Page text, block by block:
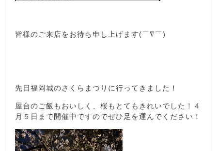
皆様のご来店をお待ち申し上げます(⌒∇⌒)
先日福岡城のさくらまつりに行ってきました！
屋台のご飯もおいしく、桜もとてもきれいでした！４
月５日まで開催中ですのでぜひ足を運んでください！